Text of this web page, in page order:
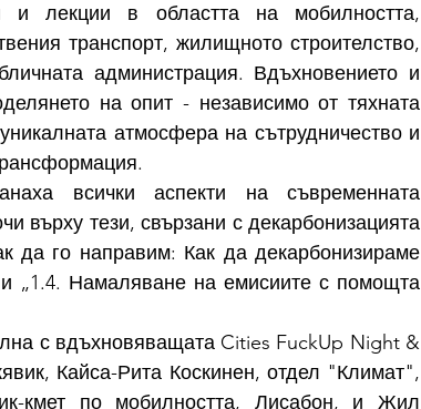
и лекции в областта на мобилността,
транспорт, жилищното строителство,
администрация. Вдъхновението и
на опит - независимо от тяхната
атмосфера на сътрудничество и
всички аспекти на съвременната
върху тези, свързани с декарбонизацията
да го направим: Как да декарбонизираме
„1.4. Намаляване на емисиите с помощта
с вдъхновяващата Cities FuckUp Night &
Кайса-Рита Коскинен, отдел "Климат",
кмет по мобилността, Лисабон, и Жил